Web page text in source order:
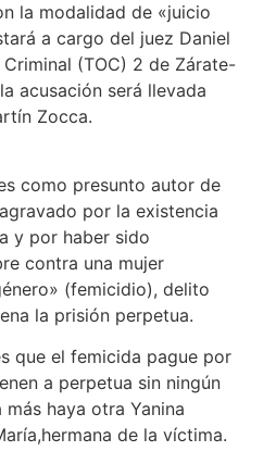
la modalidad de «juicio
a cargo del juez Daniel
(TOC) 2 de Zárate-
acusación será llevada
Zocca.
como presunto autor de
por la existencia
y por haber sido
contra una mujer
(femicidio), delito
la prisión perpetua.
que el femicida pague por
a perpetua sin ningún
haya otra Yanina
de la víctima.